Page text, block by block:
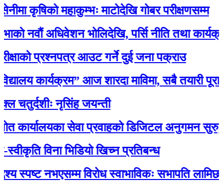
महाकुम्भः माटोदेखि गोबर परीक्षणसम्म
अधिवेशन भोलिदेखि, पर्सि नीति तथा कार्यक्रम
प्रश्नपत्र आउट गर्ने दुई जना पक्राउ
कार्यक्रम” आज शारदा माविमा, सबै तयारी पूरा
नृसिंह जयन्ती
सेवा प्रवाहको डिजिटल अनुगमन सुरु, मन्त्री
विना भिडियो खिच्न प्रतिबन्ध
नभएसम्म विरोध स्वाभाविकः सभापति लामिछाने